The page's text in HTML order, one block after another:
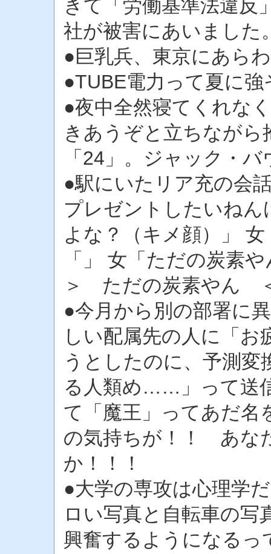
きて「労働基準法違反
社が被害にあいました
●巨乳兵、東京にあら
●TUBE電力って夏に
●夜中全然寝てくれな
きあうぞと立ちなが
「24」。ジャック・
●駅にいたリア充の会
プレゼントしたいね
よな？（キメ顔）」
「」 女「ただの炭素
＞ ただの炭素やん
●今月から別の部署に
しい配属先の人に「
うとしたのに、予測
る人類め……」って送
て「魔王」ってあだ名
の気持ちが！！ あな
か！！！
●大学の専攻は心理学
ロい写真と自転車の写
興奮するようになるっ